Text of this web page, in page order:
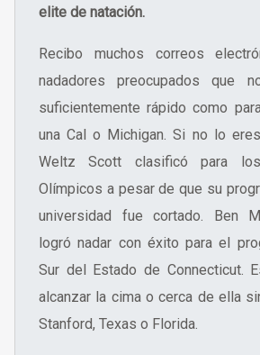
elite de natación.
Recibo muchos correos
nadadores preocupados que
suficientemente rápido como
una Cal o Michigan. Si no lo
Weltz Scott clasificó para
Olímpicos a pesar de que su
universidad fue cortado. Ben
logró nadar con éxito para el
Sur del Estado de Connecticut.
alcanzar la cima o cerca de ella
Stanford, Texas o Florida.